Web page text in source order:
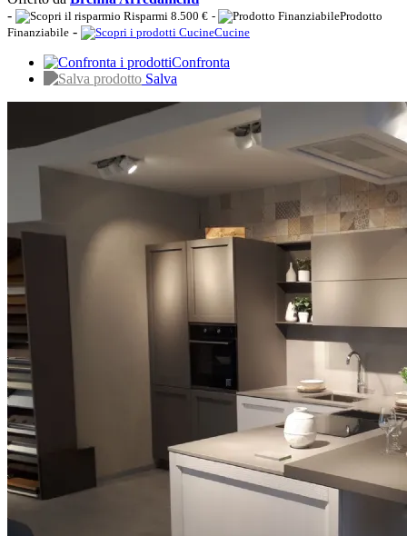
-
Risparmi 8.500 € -
Prodotto
Finanziabile - Cucine
Confronta
Salva